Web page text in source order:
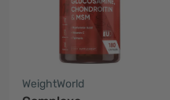
WeightWorld